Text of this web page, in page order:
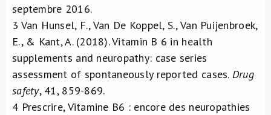
septembre 2016.
3 Van Hunsel, F., Van De Koppel, S., Van Puijenbroek,
E., & Kant, A. (2018). Vitamin B 6 in health
supplements and neuropathy: case series
assessment of spontaneously reported cases. Drug
safety, 41, 859-869.
4 Prescrire, Vitamine B6 : encore des neuropathies